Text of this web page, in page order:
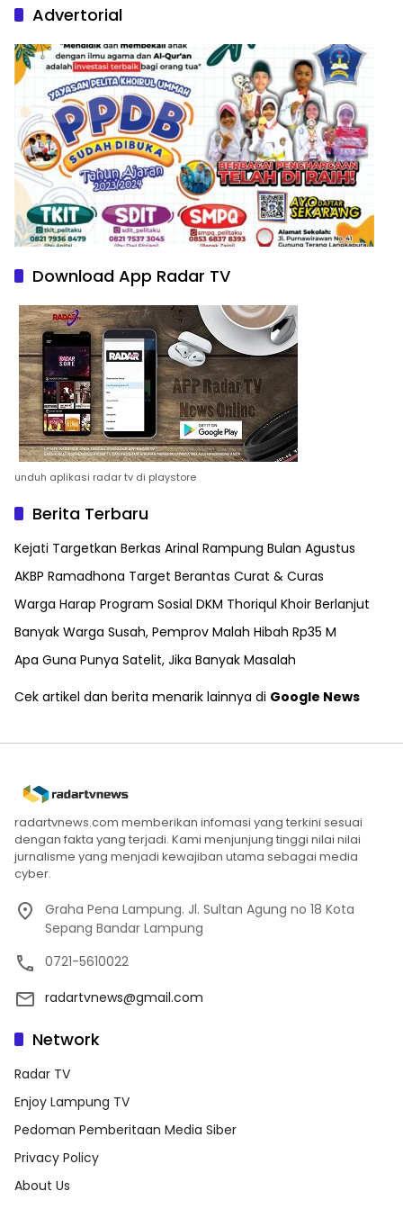
Advertorial
Download App Radar TV
unduh aplikasi radar tv di playstore
Berita Terbaru
Kejati Targetkan Berkas Arinal Rampung Bulan Agustus
AKBP Ramadhona Target Berantas Curat & Curas
Warga Harap Program Sosial DKM Thoriqul Khoir Berlanjut
Banyak Warga Susah, Pemprov Malah Hibah Rp35 M
Apa Guna Punya Satelit, Jika Banyak Masalah
Cek artikel dan berita menarik lainnya di Google News
radartvnews.com memberikan infomasi yang terkini sesuai
dengan fakta yang terjadi. Kami menjunjung tinggi nilai nilai
jurnalisme yang menjadi kewajiban utama sebagai media
cyber.
Graha Pena Lampung. Jl. Sultan Agung no 18 Kota
Sepang Bandar Lampung
0721-5610022
radartvnews@gmail.com
Network
Radar TV
Enjoy Lampung TV
Pedoman Pemberitaan Media Siber
Privacy Policy
About Us